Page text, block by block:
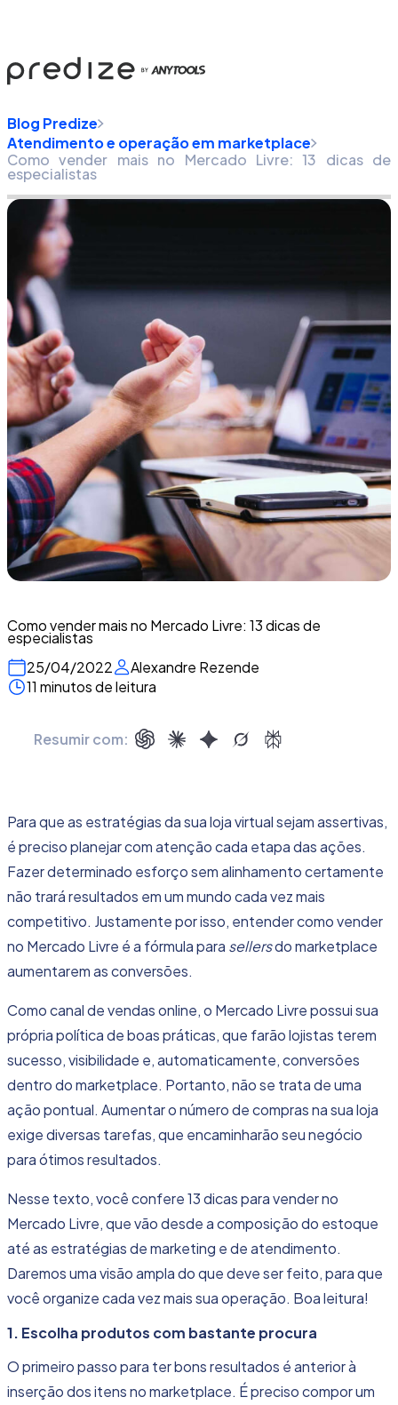
Blog Predize
Atendimento e operação em marketplace
Como vender mais no Mercado Livre: 13 dicas de
especialistas
Como vender mais no Mercado Livre: 13 dicas de
especialistas
25/04/2022
Alexandre Rezende
11 minutos de leitura
Resumir com:
Para que as estratégias da sua loja virtual sejam assertivas,
é preciso planejar com atenção cada etapa das ações.
Fazer determinado esforço sem alinhamento certamente
não trará resultados em um mundo cada vez mais
competitivo. Justamente por isso, entender como vender
no Mercado Livre é a fórmula para sellersdo marketplace
aumentarem as conversões.
Como canal de vendas online, o Mercado Livre possui sua
própria política de boas práticas, que farão lojistas terem
sucesso, visibilidade e, automaticamente, conversões
dentro domarketplace. Portanto, não se trata de uma
ação pontual. Aumentar o número de compras na sua loja
exige diversas tarefas, que encaminharão seu negócio
para ótimos resultados.
Nesse texto, você confere 13 dicas para vender no
Mercado Livre, que vão desde a composição do estoque
até as estratégias de marketing e de atendimento.
Daremos uma visão ampla do que deve ser feito, para que
você organize cada vez mais sua operação. Boa leitura!
1. Escolha produtos com bastante procura
O primeiro passo para ter bons resultados é anterior à
inserção dos itens no marketplace. É preciso compor um